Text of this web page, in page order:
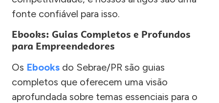
fonte confiável para isso.
Ebooks: Guias Completos e Profundos
para Empreendedores
Os Ebooks do Sebrae/PR são guias
completos que oferecem uma visão
aprofundada sobre temas essenciais para o